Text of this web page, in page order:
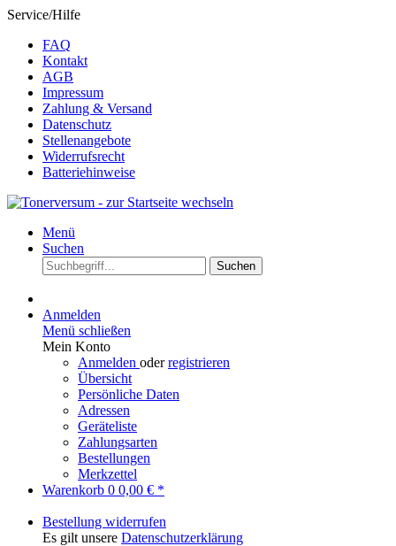
Service/Hilfe
FAQ
Kontakt
AGB
Impressum
Zahlung & Versand
Datenschutz
Stellenangebote
Widerrufsrecht
Batteriehinweise
Menü
Suchen
Suchen
Anmelden
Menü schließen
Mein Konto
Anmelden oderregistrieren
Übersicht
Persönliche Daten
Adressen
Geräteliste
Zahlungsarten
Bestellungen
Merkzettel
Warenkorb 0 0,00 € *
Bestellung widerrufen
Es gilt unsere Datenschutzerklärung